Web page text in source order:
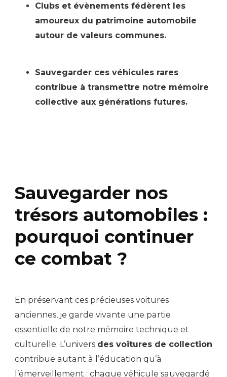
Clubs et évènements fédèrent les
amoureux du patrimoine automobile
autour de valeurs communes.
Sauvegarder ces véhicules rares
contribue à transmettre notre mémoire
collective aux générations futures.
Sauvegarder nos
trésors automobiles :
pourquoi continuer
ce combat ?
En préservant ces précieuses voitures
anciennes, je garde vivante une partie
essentielle de notre mémoire technique et
culturelle. L’univers des voitures de collection
contribue autant à l’éducation qu’à
l’émerveillement : chaque véhicule sauvegardé